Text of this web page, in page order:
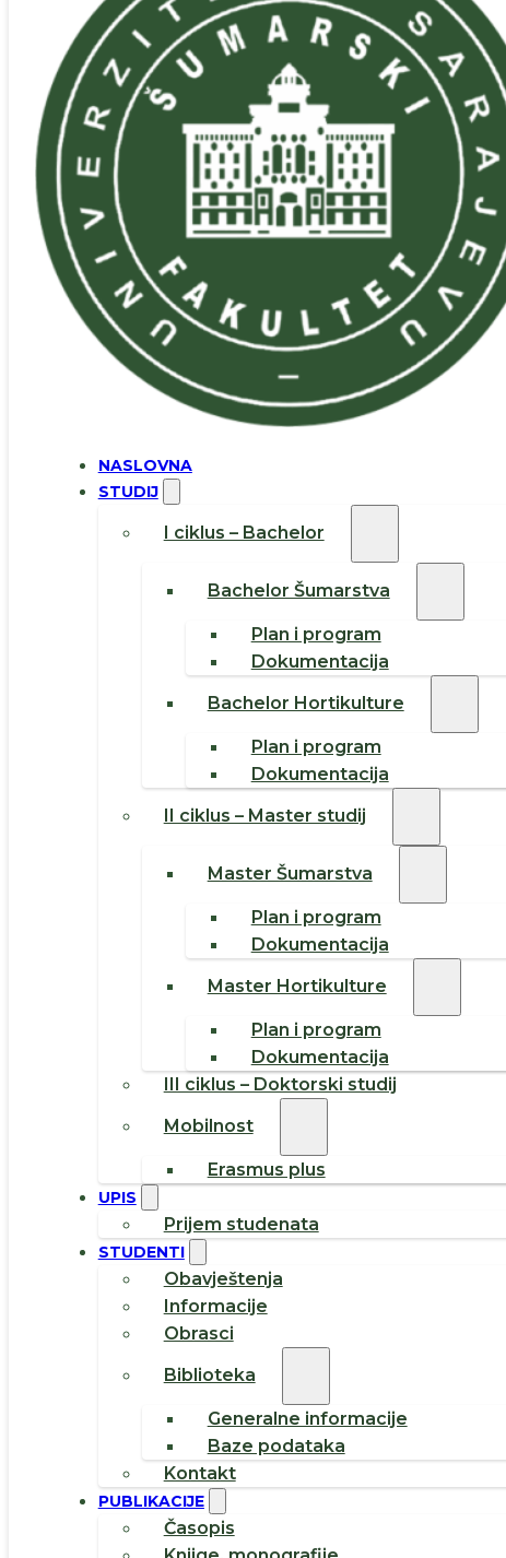
NASLOVNA
STUDIJ
I ciklus – Bachelor
Bachelor Šumarstva
Plan i program
Dokumentacija
Bachelor Hortikulture
Plan i program
Dokumentacija
II ciklus – Master studij
Master Šumarstva
Plan i program
Dokumentacija
Master Hortikulture
Plan i program
Dokumentacija
III ciklus – Doktorski studij
Mobilnost
Erasmus plus
UPIS
Prijem studenata
STUDENTI
Obavještenja
Informacije
Obrasci
Biblioteka
Generalne informacije
Baze podataka
Kontakt
PUBLIKACIJE
Časopis